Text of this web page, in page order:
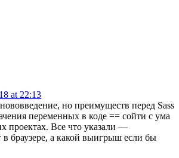
at 22:13
но преимуществ перед Sass
переменных в коде == сойти с ума
проектах. Все что указали —
в браузере, а какой выигрыш если бы